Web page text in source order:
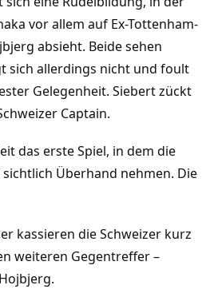
vor allem auf Ex-Tottenham-
absieht. Beide sehen
sich allerdings nicht und foult
Gelegenheit. Siebert zückt
Captain.
das erste Spiel, in dem die
Überhand nehmen. Die
kassieren die Schweizer kurz
weiteren Gegentreffer –